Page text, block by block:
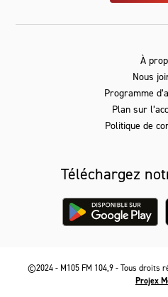
À
Nous
Programme
Plan sur
Politique de
Téléchargez
©2024 - M105 FM 104,9 - Tous droits
Projex